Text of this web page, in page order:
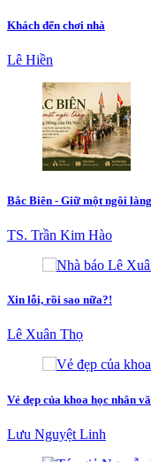
Khách đến chơi nhà
Lê Hiền
Bắc Biên - Giữ một ngôi
TS. Trần Kim Hào
Xin lỗi, rồi sao nữa?!
Lê Xuân Thọ
Vẻ đẹp của khoa học nhân
Lưu Nguyệt Linh